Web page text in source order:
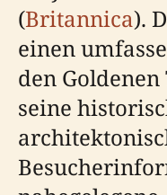
(Britannica).
einen
den
seine